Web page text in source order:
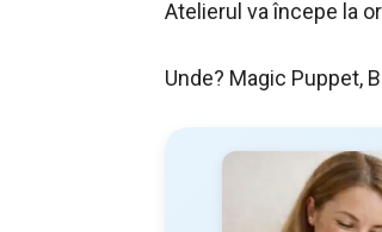
Atelierul va începe la
Unde? Magic Puppet,